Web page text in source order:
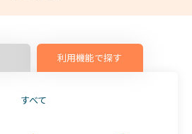
利用機能で探す
すべて